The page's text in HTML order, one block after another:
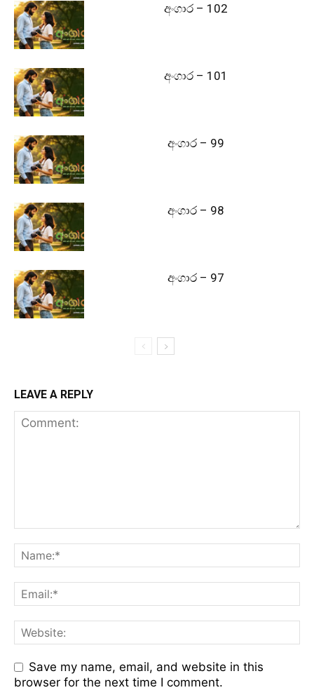
අංගාර – 102
අංගාර – 101
අංගාර – 99
අංගාර – 98
අංගාර – 97
LEAVE A REPLY
Save my name, email, and website in this
browser for the next time I comment.